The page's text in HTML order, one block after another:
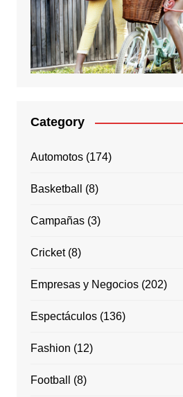
Category
Automotos(174)
Basketball (8)
Campañas(3)
Cricket(8)
Empresas y Negocios(202)
Espectáculos(136)
Fashion (12)
Football (8)